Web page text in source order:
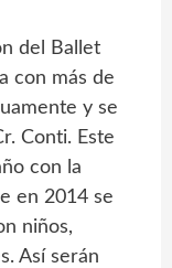
del Ballet
con más de
y se
Conti. Este
con la
en 2014 se
niños,
Así serán